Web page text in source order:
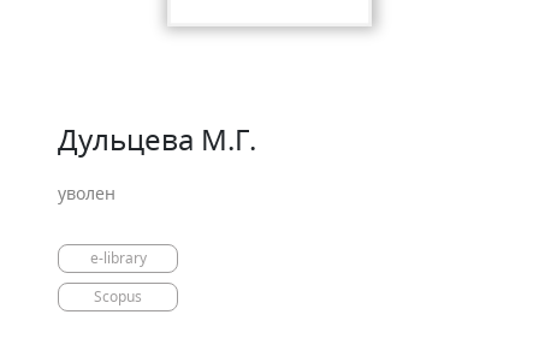
Дульцева М.Г.
уволен
e-library
Scopus